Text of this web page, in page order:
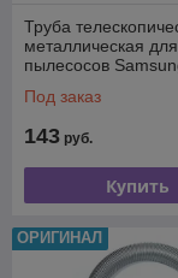
Труба
металлическая для
пылесосов
Под заказ
143 руб.
Купить
ОРИГИНАЛ